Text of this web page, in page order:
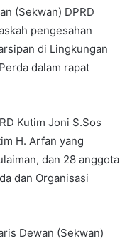
(Sekwan) DPRD
pengesahan
di Lingkungan
dalam rapat
Kutim Joni S.Sos
H. Arfan yang
dan 28 anggota
dan Organisasi
Dewan (Sekwan)